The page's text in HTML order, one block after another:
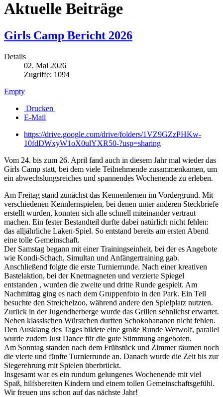
Aktuelle Beiträge
Girls Camp Bericht 2026
Details
02. Mai 2026
Zugriffe: 1094
Empty
Drucken
E-Mail
https://drive.google.com/drive/folders/1VZ9GZzPHKw-
10fdDWxyW1oX0ulYXR50-?usp=sharing
Vom 24. bis zum 26. April fand auch in diesem Jahr mal wieder das
Girls Camp statt, bei dem viele Teilnehmende zusammenkamen, um
ein abwechslungsreiches und spannendes Wochenende zu erleben.
Am Freitag stand zunächst das Kennenlernen im Vordergrund. Mit
verschiedenen Kennlernspielen, bei denen unter anderen Steckbriefe
erstellt wurden, konnten sich alle schnell miteinander vertraut
machen. Ein fester Bestandteil durfte dabei natürlich nicht fehlen:
das alljährliche Laken-Spiel. So entstand bereits am ersten Abend
eine tolle Gemeinschaft.
Der Samstag begann mit einer Trainingseinheit, bei der es Angebote
wie Kondi-Schach, Simultan und Anfängertraining gab.
Anschließend folgte die erste Turnierrunde. Nach einer kreativen
Bastelaktion, bei der Knetmagneten und verzierte Spiegel
entstanden , wurden die zweite und dritte Runde gespielt. Am
Nachmittag ging es nach dem Gruppenfoto in den Park. Ein Teil
besuchte den Streichelzoo, während andere den Spielplatz nutzten.
Zurück in der Jugendherberge wurde das Grillen sehnlichst erwartet.
Neben klassischen Würstchen durften Schokobananen nicht fehlen.
Den Ausklang des Tages bildete eine große Runde Werwolf, parallel
wurde zudem Just Dance für die gute Stimmung angeboten.
Am Sonntag standen nach dem Frühstück und Zimmer räumen noch
die vierte und fünfte Turnierrunde an. Danach wurde die Zeit bis zur
Siegerehrung mit Spielen überbrückt.
Insgesamt war es ein rundum gelungenes Wochenende mit viel
Spaß, hilfsbereiten Kindern und einem tollen Gemeinschaftsgefühl.
Wir freuen uns schon auf das nächste Jahr!